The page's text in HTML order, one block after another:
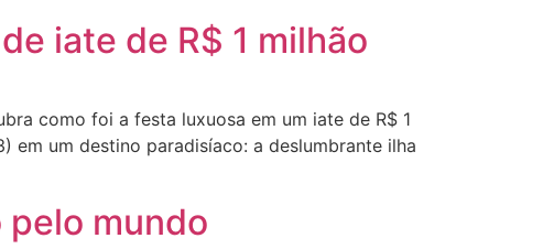
iate de R$ 1 milhão
como foi a festa luxuosa em um iate de R$ 1
em um destino paradisíaco: a deslumbrante ilha
pelo mundo